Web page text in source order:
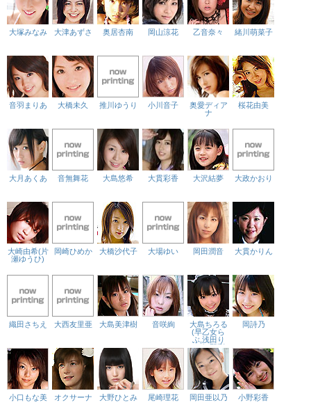
大塚みなみ 大津あずさ 奥居杏南 岡山涼花 乙音奈々 緒川萌菜子
音羽まりあ 大橋未久 推川ゆうり 小川音子
奥愛ディア
ナ
桜花由美
大月あくあ 音無舞花 大島悠希 大貫彩香 大沢結夢 大政かおり
大崎由希(片
瀬ゆうひ)
岡崎ひめか 大橋沙代子 大場ゆい 岡田潤音 大貫かりん
織田さちえ 大西友里亜 大島美津樹 音咲絢
大島ちろる
(早乙女ら
ぶ,浅田り
か,細野彩
夏,藤沢こと
の)
岡詩乃
小口もな美 オクサーナ 大野ひとみ 尾崎理花 岡田亜以乃 小野彩香